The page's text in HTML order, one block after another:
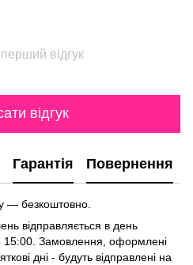
відгук
відгук
Гарантія Повернення
— безкоштовно.
відправляється в день
Замовлення, оформлені
дні - будуть відправлені на